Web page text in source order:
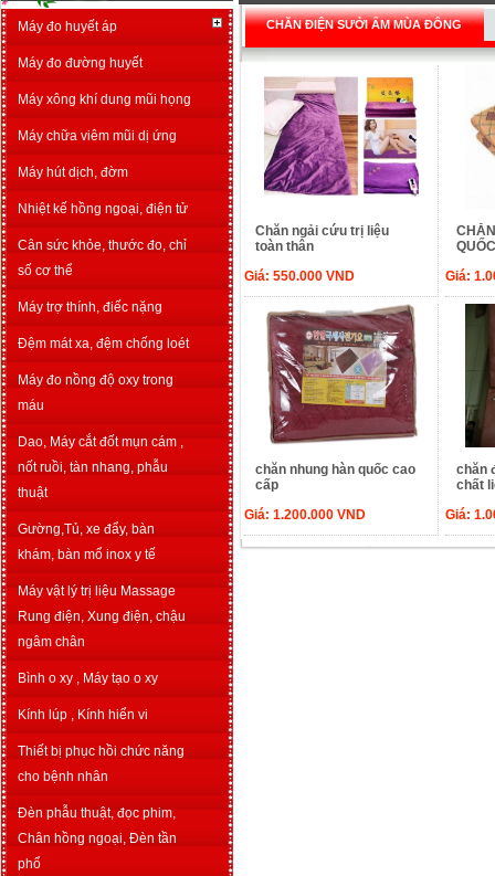
Máy đo huyết áp
Máy đo đường huyết
Máy xông khí dung mũi họng
Máy chữa viêm mũi dị ứng
Máy hút dịch, đờm
Nhiệt kế hồng ngoại, điện tử
Cân sức khỏe, thước đo, chỉ
số cơ thể
Máy trợ thính, điếc nặng
Đệm mát xa, đệm chống loét
Máy đo nồng độ oxy trong
máu
Dao, Máy cắt đốt mụn cám ,
nốt ruồi, tàn nhang, phẫu
thuật
Gường,Tủ, xe đẩy, bàn
khám, bàn mổ inox y tế
Máy vật lý trị liệu Massage
Rung điện, Xung điện, chậu
ngâm chân
Bình o xy , Máy tạo o xy
Kính lúp , Kính hiển vi
Thiết bị phục hồi chức năng
cho bệnh nhân
Đèn phẫu thuật, đọc phim,
Chân hồng ngoại, Đèn tần
phổ
CHĂN ĐIỆN SƯỞI ẤM MÙA ĐÔNG
Chăn ngải cứu trị liệu
toàn thân
Giá: 550.000 VND
Giá:
chăn nhung hàn quốc cao
cấp
Giá: 1.200.000 VND
chăn
chất
Giá: